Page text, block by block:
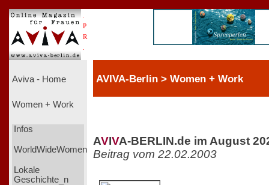
P
R
Aviva - Home
Women + Work
Infos
WorldWideWomen
Lokale
Geschichte_n
AVIVA-Berlin > Women + Work
AVIVA-BERLIN.de im August
Beitrag vom 22.02.2003